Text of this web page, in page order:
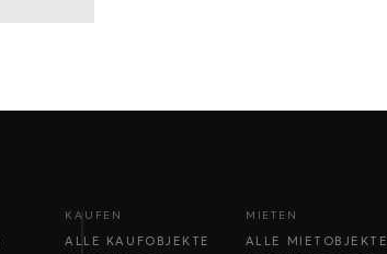
KAUFEN
ALLE KAUFOBJEKTE
MIETEN
ALLE MIETOBJEKTE